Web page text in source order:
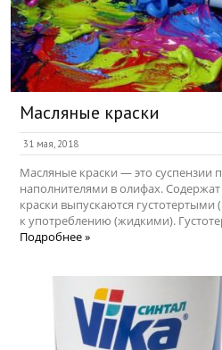
Масляные краски
31 мая, 2018
Масляные краски — это суспензии
наполнителями в олифах.
краски выпускаются
к употреблению (жидкими).
Подробнее »